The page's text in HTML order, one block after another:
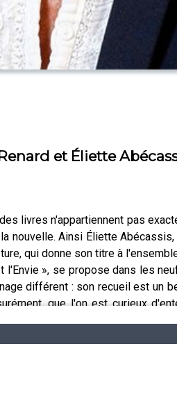
et Éliette
livres n'appartiennent pas
nouvelle. Ainsi Éliette
qui donne son titre à
l'Envie », se propose dans les
différent : son recueil est un
que l'on est curieux